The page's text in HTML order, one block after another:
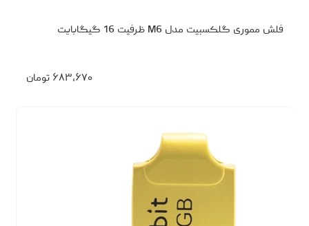
فلش مموری گلکسبیت مدل M6 ظرفیت 16 گیگابایت
۶۸۳،۶۷۰ تومان